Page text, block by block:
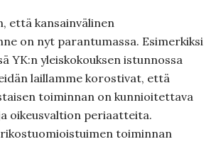
että kansainvälinen
on nyt parantumassa. Esimerkiksi
YK:n yleiskokouksen istunnossa
laillamme korostivat, että
toiminnan on kunnioitettava
oikeusvaltion periaatteita.
rikostuomioistuimen toiminnan